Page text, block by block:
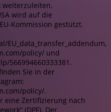
weiterzuleiten.
wird auf die
Kommission gestützt.
EU_data_transfer_addendum,
policy/ und
566994660333381.
Sie in der
policy/.
eine Zertifizierung nach
(DPF). Der